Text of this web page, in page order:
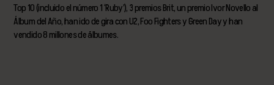
Top 10 (incluido el número 1 ‘Ruby’), 3 premios Brit, un premio Ivor Novello al
Álbum del Año, han ido de gira con U2, Foo Fighters y Green Day y han
vendido 8 millones de álbumes.